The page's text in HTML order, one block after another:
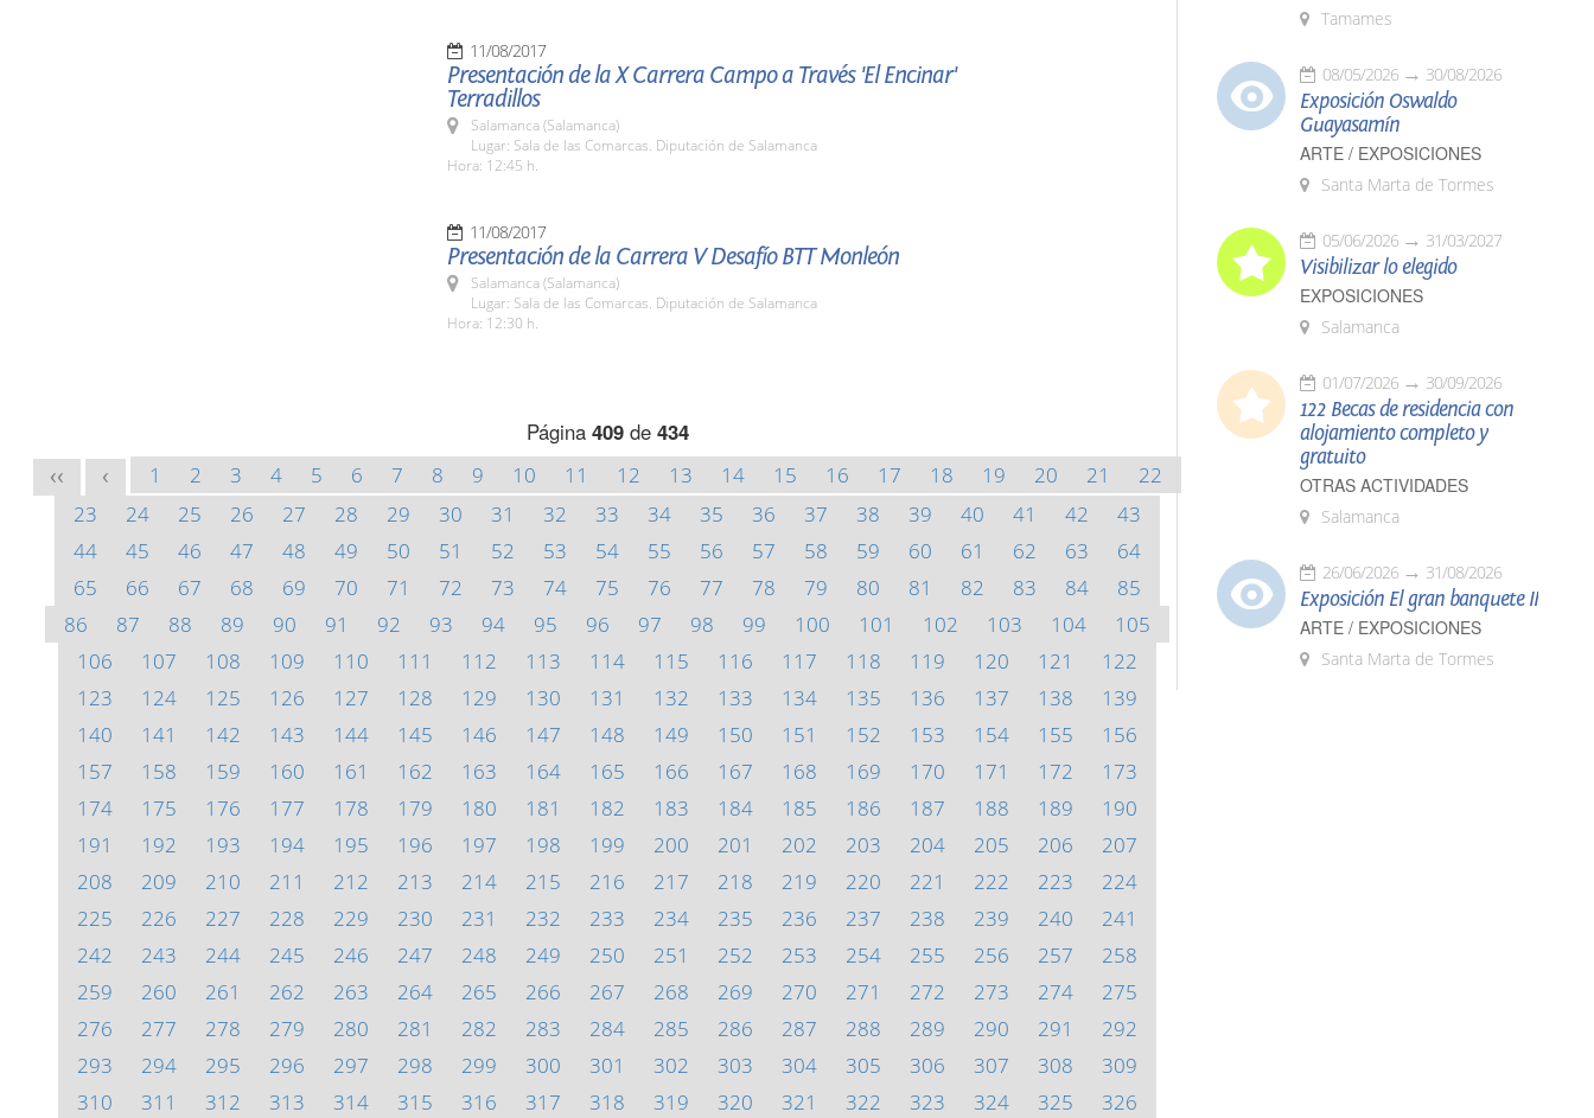
11/08/2017
Presentación de la X Carrera Campo a Través 'El Encinar'
Terradillos
Salamanca (Salamanca)
Lugar: Sala de las Comarcas. Diputación de Salamanca
Hora: 12:45 h.
11/08/2017
Presentación de la Carrera V Desafío BTT Monleón
Salamanca (Salamanca)
Lugar: Sala de las Comarcas. Diputación de Salamanca
Hora: 12:30 h.
Página 409de 434
<< < 1 2 3 4 5 6 7 8 9 10 11 12 13 14 15 16 17 18 19 20 21
22
23
24 25 26 27 28 29 30 31 32 33 34 35 36 37 38 39 40 41 42
43
44
45 46 47 48 49 50 51 52 53 54 55 56 57 58 59 60 61 62 63
64
65
66 67 68 69 70 71 72 73 74 75 76 77 78 79 80 81 82 83 84
85
86
87 88 89 90 91 92 93 94 95 96 97 98 99 100 101 102 103 104
105
106
107 108 109 110 111 112 113 114 115 116 117 118 119 120 121
122
123
124 125 126 127 128 129 130 131 132 133 134 135 136 137 138
139
140
141 142 143 144 145 146 147 148 149 150 151 152 153 154 155
156
157
158 159 160 161 162 163 164 165 166 167 168 169 170 171 172
173
174
175 176 177 178 179 180 181 182 183 184 185 186 187 188 189
190
191
192 193 194 195 196 197 198 199 200 201 202 203 204 205 206
207
208
209 210 211 212 213 214 215 216 217 218 219 220 221 222 223
224
225
226 227 228 229 230 231 232 233 234 235 236 237 238 239 240
241
242
243 244 245 246 247 248 249 250 251 252 253 254 255 256 257
258
259
260 261 262 263 264 265 266 267 268 269 270 271 272 273 274
275
276
277 278 279 280 281 282 283 284 285 286 287 288 289 290 291
292
293
294 295 296 297 298 299 300 301 302 303 304 305 306 307 308
309
310
311 312 313 314 315 316 317 318 319 320 321 322 323 324 325 326
Tamames
08/05/2026 30/08/2026
Exposición Oswaldo
Guayasamín
ARTE / EXPOSICIONES
Santa Marta de Tormes
05/06/2026 31/03/2027
Visibilizar lo elegido
EXPOSICIONES
Salamanca
01/07/2026 30/09/2026
122 Becas de residencia con
alojamiento completo y
gratuito
OTRAS ACTIVIDADES
Salamanca
26/06/2026 31/08/2026
Exposición El gran banquete II
ARTE / EXPOSICIONES
Santa Marta de Tormes